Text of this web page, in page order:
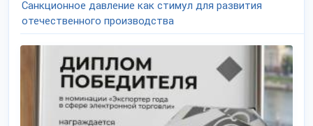
Санкционное давление как стимул для развития
отечественного производства